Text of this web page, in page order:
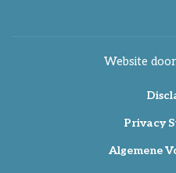
Website door
Privacy
Algemene